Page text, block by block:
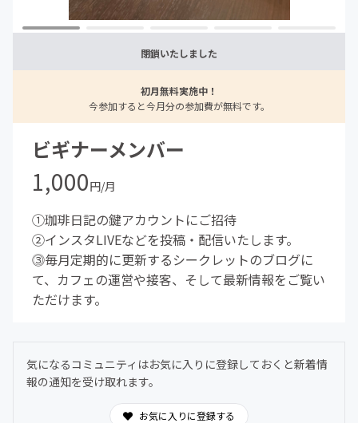
閉鎖いたしました
初月無料実施中！
今参加すると今月分の参加費が無料です。
ビギナーメンバー
1,000円/月
①珈琲日記の鍵アカウントにご招待
②インスタLIVEなどを投稿・配信いたします。
⓷毎月定期的に更新するシークレットのブログに
て、カフェの運営や接客、そして最新情報をご覧い
ただけます。
気になるコミュニティはお気に入りに登録しておくと新着情
報の通知を受け取れます。
お気に入りに登録する